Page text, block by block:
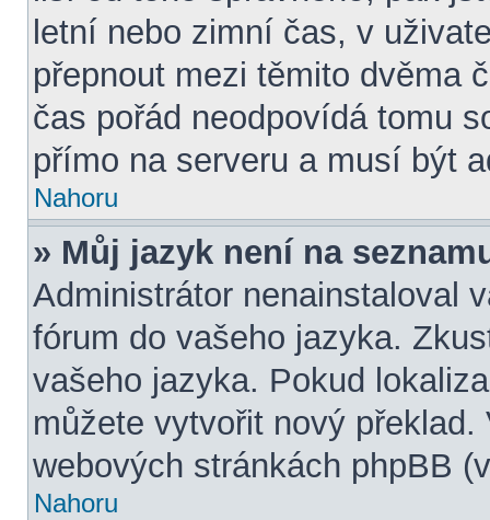
letní nebo zimní čas, v
přepnout mezi těmito dvěma
čas pořád neodpovídá tomu
přímo na serveru a musí být
Nahoru
» Můj jazyk není na
Administrátor nenainstaloval
fórum do vašeho jazyka.
vašeho jazyka. Pokud
můžete vytvořit nový
webových stránkách phpBB
Nahoru